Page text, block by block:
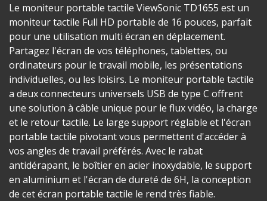
Le moniteur portable tactile ViewSonic TD1655 est un
moniteur tactile Full HD portable de 16 pouces, parfait
pour une utilisation multi écran en déplacement.
Partagez l'écran de vos téléphones, tablettes, ou
ordinateurs pour le travail mobile, les présentations
individuelles, ou les loisirs. Le moniteur portable tactile
a deux connecteurs universels USB de type C offrent
une solution à câble unique pour le flux vidéo, la charge
et le retour tactile. Le large support réglable et l'écran
portable tactile pivotant vous permettent d'accéder à
vos angles de travail préférés. Avec le rabat
antidérapant, le boîtier en acier inoxydable, le support
en aluminium et l'écran de dureté de 6H, la conception
de cet écran portable tactile le rend très fiable.